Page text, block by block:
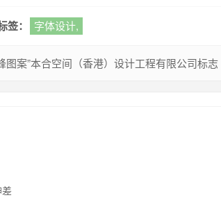
签： 字体设计,
图案”本合空间（香港）设计工程有限公司标志
差